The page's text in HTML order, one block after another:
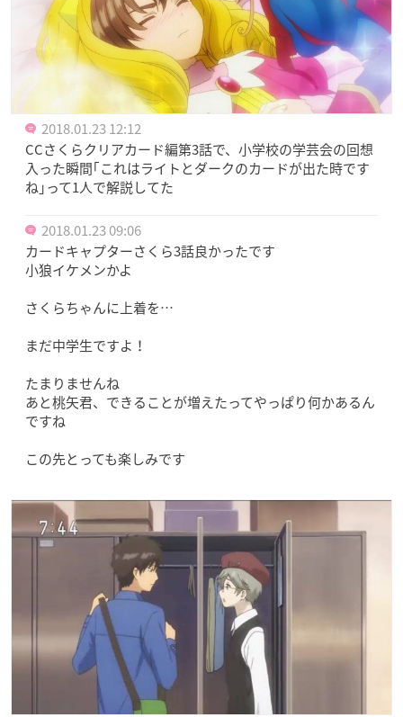
2018.01.23 12:12
CCさくらクリアカード編第3話で、小学校の学芸会の回想
入った瞬間｢これはライトとダークのカードが出た時です
ね｣って1人で解説してた
2018.01.23 09:06
カードキャプターさくら3話良かったです
小狼イケメンかよ
さくらちゃんに上着を…
まだ中学生ですよ！
たまりませんね
あと桃矢君、できることが増えたってやっぱり何かあるん
ですね
この先とっても楽しみです